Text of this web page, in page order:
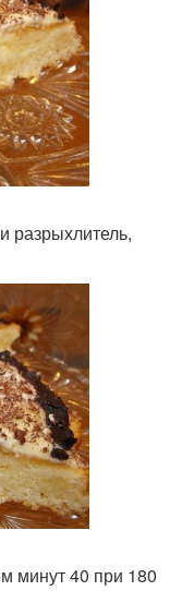
разрыхлитель,
минут 40 при 180